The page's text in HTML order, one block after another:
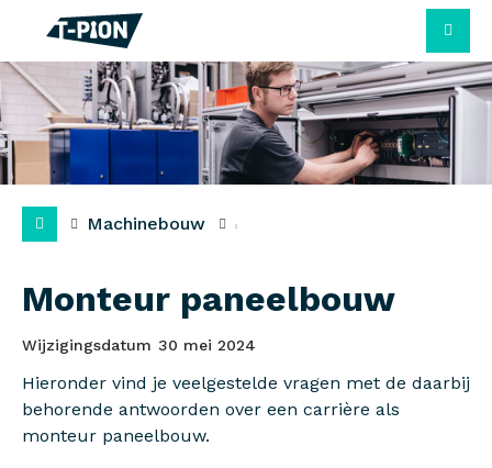
Machinebouw
Monteur paneelbouw
Wijzigingsdatum 30 mei 2024
Hieronder vind je veelgestelde vragen met de daarbij
behorende antwoorden over een carrière als
monteur paneelbouw.